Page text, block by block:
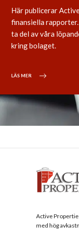
Här publicerar
finansiella
ta del av våra
kring bolaget.
LÄS MER
Active
med hög